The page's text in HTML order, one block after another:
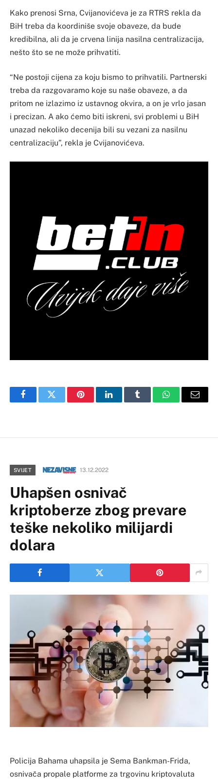
Kako prenosi Srna, Cvijanovićeva je za RTRS rekla da
BiH treba da koordiniše svoje obaveze, da bude
kredibilna, ali da je crvena linija nasilna centralizacija,
nešto što se ne može prihvatiti.
“Ne postoji cijena za koju bismo to prihvatili. Partnerski
treba da razgovaramo koje su naše obaveze, a da
pritom ne izlazimo iz ustavnog okvira, a on je vrlo jasan
i precizan. A ako ćemo biti iskreni, svi problemi u BiH
unazad nekoliko decenija bili su vezani za nasilnu
centralizaciju”, rekla je Cvijanovićeva.
FacebookTwitter PinterestLinkedInTumblr WhatsAppEmail
SVIJET 13.12.2022
Uhapšen osnivač
kriptoberze zbog prevare
teške nekoliko milijardi
dolara
Policija Bahama uhapsila je Sema Bankman-Frida,
osnivača propale platforme za trgovinu kriptovaluta